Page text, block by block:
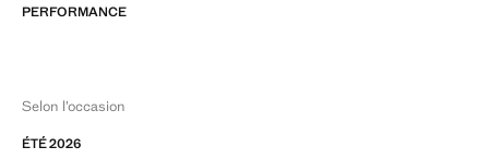
PERFORMANCE
Selon l’occasion
ÉTÉ 2026